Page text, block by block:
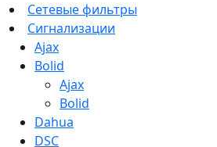
Сетевые фильтры
Сигнализации
Ajax
Bolid
Ajax
Bolid
Dahua
DSC